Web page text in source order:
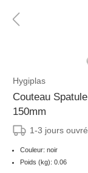
Hygiplas
Couteau
150mm
1-3 jours
Couleur: noir
Poids (kg): 0.06